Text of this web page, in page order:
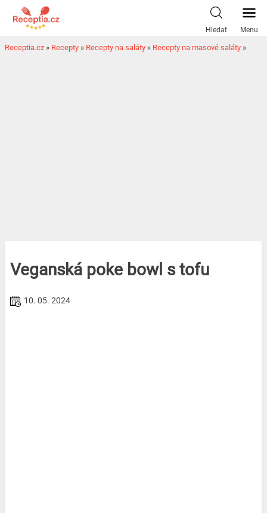
Hledat Menu
Receptia.cz » Recepty » Recepty na saláty » Recepty na masové saláty »
Veganská poke bowl s tofu
10. 05. 2024